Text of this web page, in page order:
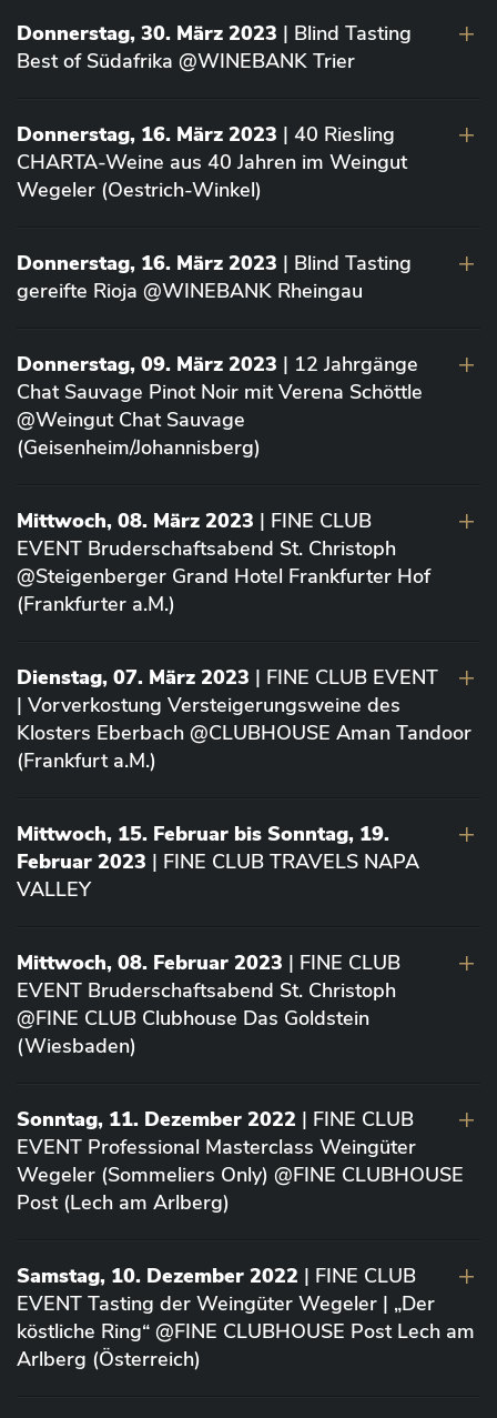
Donnerstag, 30. März 2023 | Blind Tasting
Best of Südafrika @WINEBANK Trier
Donnerstag, 16. März 2023 | 40 Riesling
CHARTA-Weine aus 40 Jahren im Weingut
Wegeler (Oestrich-Winkel)
Donnerstag, 16. März 2023 | Blind Tasting
gereifte Rioja @WINEBANK Rheingau
Donnerstag, 09. März 2023 | 12 Jahrgänge
Chat Sauvage Pinot Noir mit Verena Schöttle
@Weingut Chat Sauvage
(Geisenheim/Johannisberg)
Mittwoch, 08. März 2023 | FINE CLUB
EVENT Bruderschaftsabend St. Christoph
@Steigenberger Grand Hotel Frankfurter Hof
(Frankfurter a.M.)
Dienstag, 07. März 2023 | FINE CLUB EVENT
| Vorverkostung Versteigerungsweine des
Klosters Eberbach @CLUBHOUSE Aman Tandoor
(Frankfurt a.M.)
Mittwoch, 15. Februar bis Sonntag, 19.
Februar 2023 | FINE CLUB TRAVELS NAPA
VALLEY
Mittwoch, 08. Februar 2023 | FINE CLUB
EVENT Bruderschaftsabend St. Christoph
@FINE CLUB Clubhouse Das Goldstein
(Wiesbaden)
Sonntag, 11. Dezember 2022 | FINE CLUB
EVENT Professional Masterclass Weingüter
Wegeler (Sommeliers Only) @FINE CLUBHOUSE
Post (Lech am Arlberg)
Samstag, 10. Dezember 2022 | FINE CLUB
EVENT Tasting der Weingüter Wegeler | „Der
köstliche Ring“ @FINE CLUBHOUSE Post Lech am
Arlberg (Österreich)